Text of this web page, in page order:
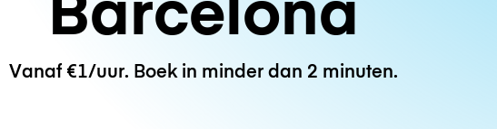
Vanaf €1/uur. Boek in minder dan 2 minuten.